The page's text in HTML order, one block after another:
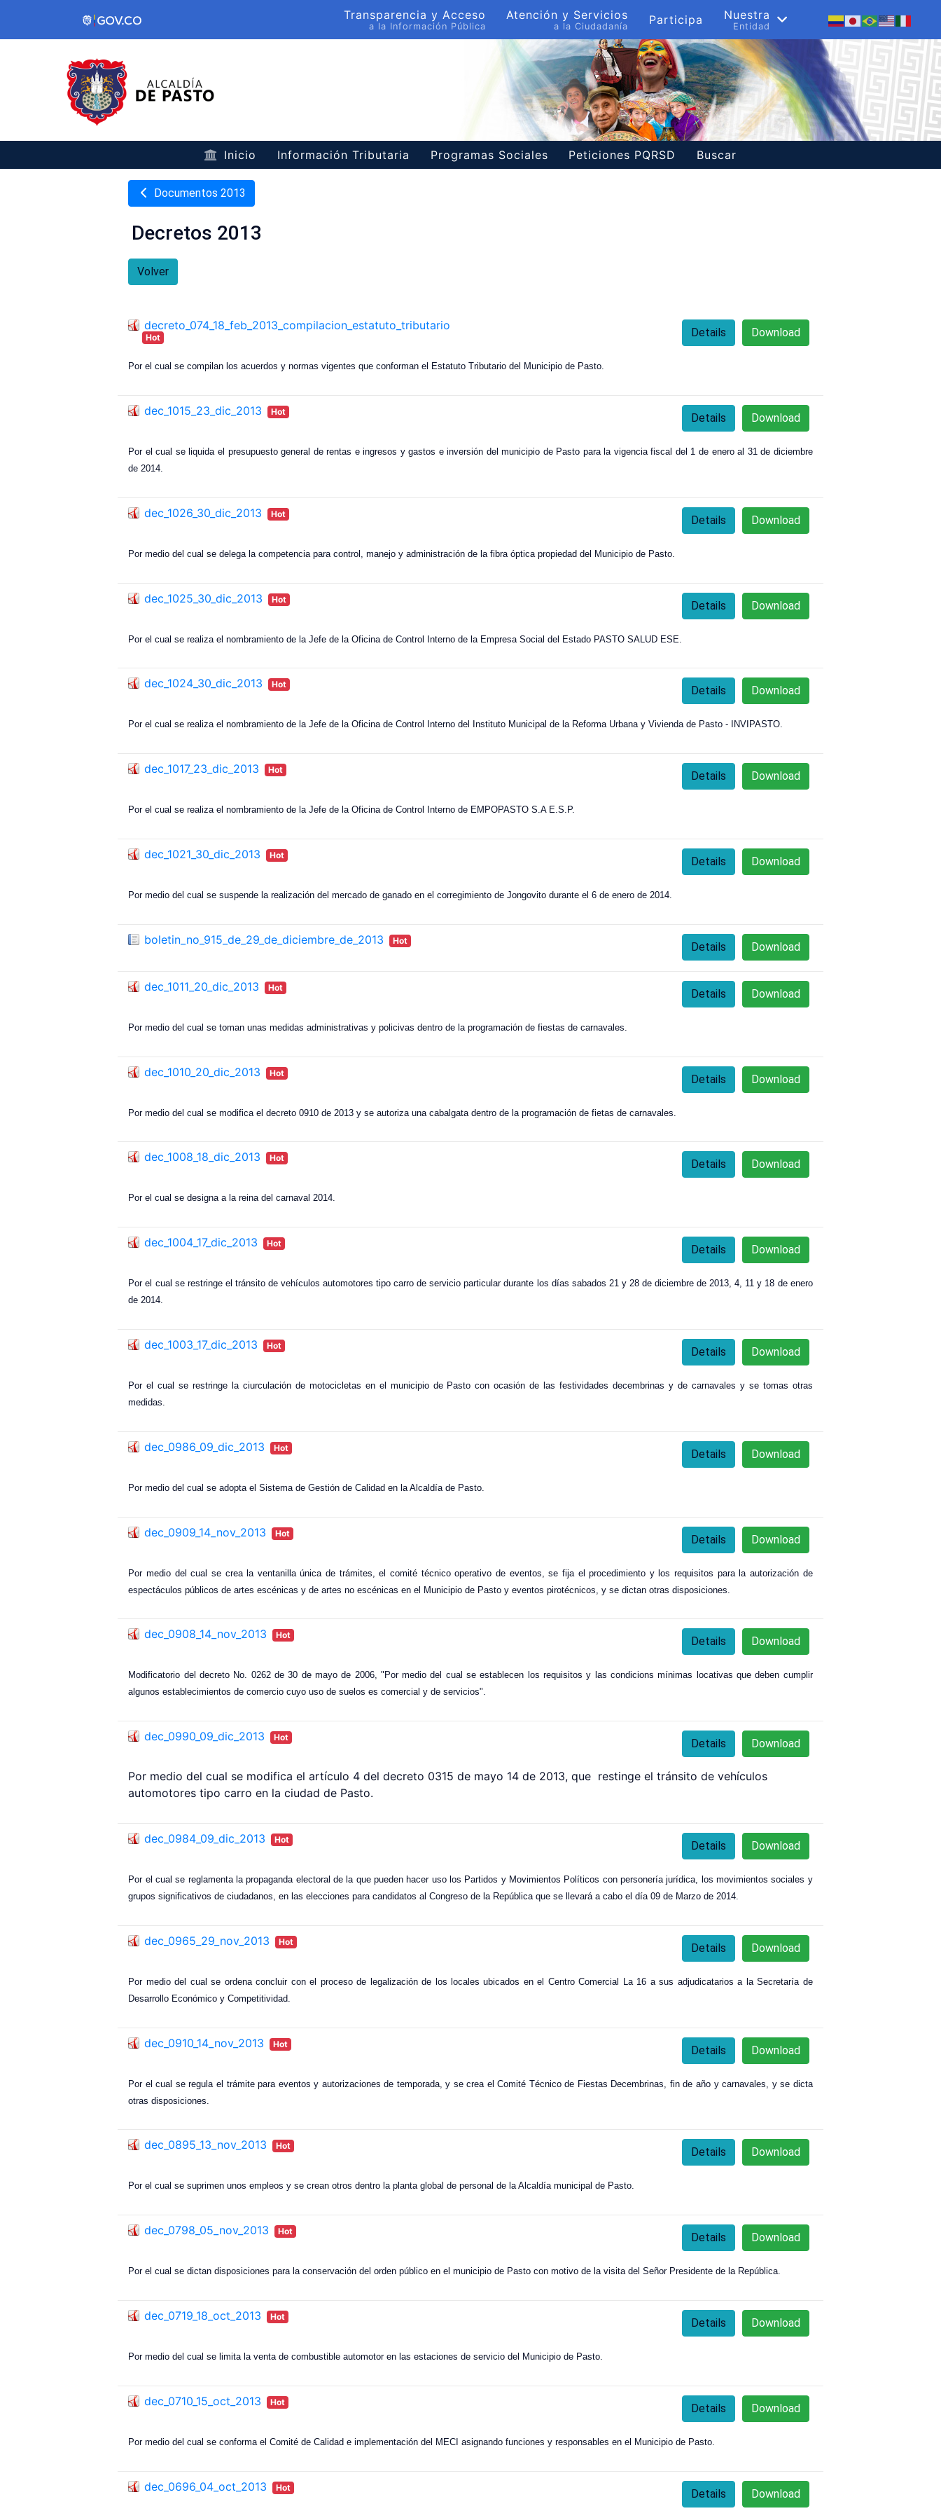
Transparencia y Acceso
a la Información Pública
Atención y Servicios
a la Ciudadanía Participa Nuestra
Entidad
Inicio Información Tributaria Programas Sociales Peticiones PQRSD Buscar
Documentos 2013
Decretos 2013
Volver
decreto_074_18_feb_2013_compilacion_estatuto_tributario
Hot Download
Details
Por el cual se compilan los acuerdos y normas vigentes que conforman el Estatuto Tributario del Municipio de Pasto.
dec_1015_23_dic_2013 Hot Download
Details
Por el cual se liquida el presupuesto general de rentas e ingresos y gastos e inversión del municipio de Pasto para la vigencia fiscal del 1 de enero al 31 de diciembre
de 2014.
dec_1026_30_dic_2013 Hot Download
Details
Por medio del cual se delega la competencia para control, manejo y administración de la fibra óptica propiedad del Municipio de Pasto.
dec_1025_30_dic_2013 Hot Download
Details
Por el cual se realiza el nombramiento de la Jefe de la Oficina de Control Interno de la Empresa Social del Estado PASTO SALUD ESE.
dec_1024_30_dic_2013 Hot Download
Details
Por el cual se realiza el nombramiento de la Jefe de la Oficina de Control Interno del Instituto Municipal de la Reforma Urbana y Vivienda de Pasto - INVIPASTO.
dec_1017_23_dic_2013 Hot Download
Details
Por el cual se realiza el nombramiento de la Jefe de la Oficina de Control Interno de EMPOPASTO S.A E.S.P.
dec_1021_30_dic_2013 Hot Download
Details
Por medio del cual se suspende la realización del mercado de ganado en el corregimiento de Jongovito durante el 6 de enero de 2014.
boletin_no_915_de_29_de_diciembre_de_2013 Hot Download
Details
dec_1011_20_dic_2013 Hot Download
Details
Por medio del cual se toman unas medidas administrativas y policivas dentro de la programación de fiestas de carnavales.
dec_1010_20_dic_2013 Hot Download
Details
Por medio del cual se modifica el decreto 0910 de 2013 y se autoriza una cabalgata dentro de la programación de fietas de carnavales.
dec_1008_18_dic_2013 Hot Download
Details
Por el cual se designa a la reina del carnaval 2014.
dec_1004_17_dic_2013 Hot Download
Details
Por el cual se restringe el tránsito de vehículos automotores tipo carro de servicio particular durante los días sabados 21 y 28 de diciembre de 2013, 4, 11 y 18 de enero
de 2014.
dec_1003_17_dic_2013 Hot Download
Details
Por el cual se restringe la ciurculación de motocicletas en el municipio de Pasto con ocasión de las festividades decembrinas y de carnavales y se tomas otras
medidas.
dec_0986_09_dic_2013 Hot Download
Details
Por medio del cual se adopta el Sistema de Gestión de Calidad en la Alcaldía de Pasto.
dec_0909_14_nov_2013 Hot Download
Details
Por medio del cual se crea la ventanilla única de trámites, el comité técnico operativo de eventos, se fija el procedimiento y los requisitos para la autorización de
espectáculos públicos de artes escénicas y de artes no escénicas en el Municipio de Pasto y eventos pirotécnicos, y se dictan otras disposiciones.
dec_0908_14_nov_2013 Hot Download
Details
Modificatorio del decreto No. 0262 de 30 de mayo de 2006, "Por medio del cual se establecen los requisitos y las condicions mínimas locativas que deben cumplir
algunos establecimientos de comercio cuyo uso de suelos es comercial y de servicios".
dec_0990_09_dic_2013 Hot Download
Details
Por medio del cual se modifica el artículo 4 del decreto 0315 de mayo 14 de 2013, que restinge el tránsito de vehículos
automotores tipo carro en la ciudad de Pasto.
dec_0984_09_dic_2013 Hot Download
Details
Por el cual se reglamenta la propaganda electoral de la que pueden hacer uso los Partidos y Movimientos Políticos con personería jurídica, los movimientos sociales y
grupos significativos de ciudadanos, en las elecciones para candidatos al Congreso de la República que se llevará a cabo el día 09 de Marzo de 2014.
dec_0965_29_nov_2013 Hot Download
Details
Por medio del cual se ordena concluir con el proceso de legalización de los locales ubicados en el Centro Comercial La 16 a sus adjudicatarios a la Secretaría de
Desarrollo Económico y Competitividad.
dec_0910_14_nov_2013 Hot Download
Details
Por el cual se regula el trámite para eventos y autorizaciones de temporada, y se crea el Comité Técnico de Fiestas Decembrinas, fin de año y carnavales, y se dicta
otras disposiciones.
dec_0895_13_nov_2013 Hot Download
Details
Por el cual se suprimen unos empleos y se crean otros dentro la planta global de personal de la Alcaldía municipal de Pasto.
dec_0798_05_nov_2013 Hot Download
Details
Por el cual se dictan disposiciones para la conservación del orden público en el municipio de Pasto con motivo de la visita del Señor Presidente de la República.
dec_0719_18_oct_2013 Hot Download
Details
Por medio del cual se limita la venta de combustible automotor en las estaciones de servicio del Municipio de Pasto.
dec_0710_15_oct_2013 Hot Download
Details
Por medio del cual se conforma el Comité de Calidad e implementación del MECI asignando funciones y responsables en el Municipio de Pasto.
dec_0696_04_oct_2013 Hot Download
Details